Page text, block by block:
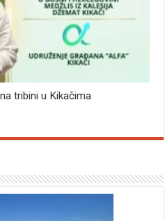
tribini u Kikačima